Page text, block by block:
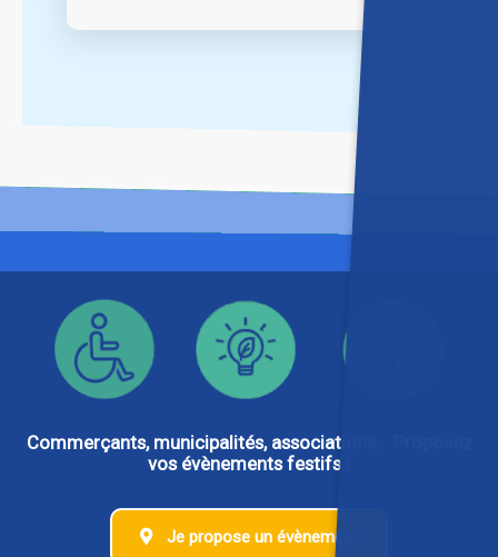
Commerçants, municipalités, associations... Proposez
vos évènements festifs !
Je propose un évènement